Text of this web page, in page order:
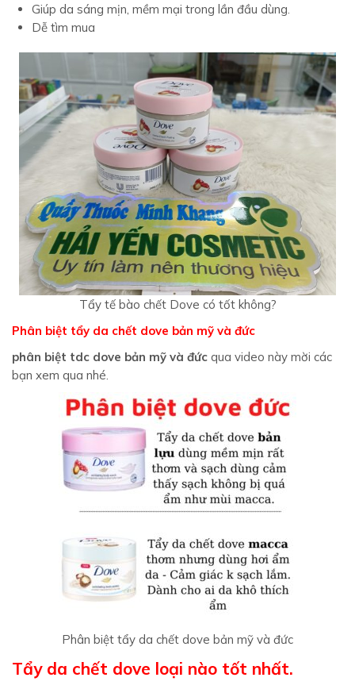
Giúp da sáng mịn, mềm mại trong lần đầu dùng.
Dễ tìm mua
Tẩy tế bào chết Dove có tốt không?
Phân biệt tẩy da chết dove bản mỹ và đức
phân biệt tdc dove bản mỹ và đức qua video này mời các
bạn xem qua nhé.
Phân biệt tẩy da chết dove bản mỹ và đức
Tẩy da chết dove loại nào tốt nhất.